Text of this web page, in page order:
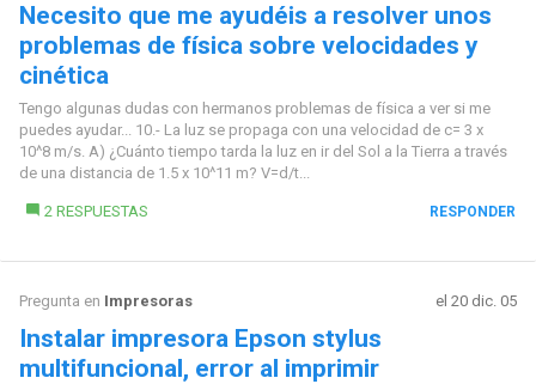
Necesito que me ayudéis a resolver unos
problemas de física sobre velocidades y
cinética
Tengo algunas dudas con hermanos problemas de física a ver si me
puedes ayudar... 10.- La luz se propaga con una velocidad de c= 3 x
10^8 m/s. A) ¿Cuánto tiempo tarda la luz en ir del Sol a la Tierra a través
de una distancia de 1.5 x 10^11 m? V=d/t...
2 RESPUESTAS RESPONDER
Pregunta en Impresoras el 20 dic. 05
Instalar impresora Epson stylus
multifuncional, error al imprimir